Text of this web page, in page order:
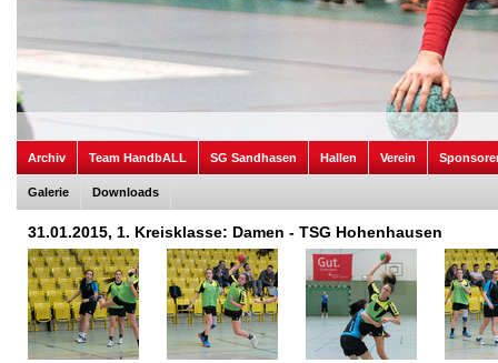
Archiv Team HandbALL SG Sandhasen Hallen Verein
Galerie Downloads
31.01.2015, 1. Kreisklasse: Damen - TSG Hohenhausen